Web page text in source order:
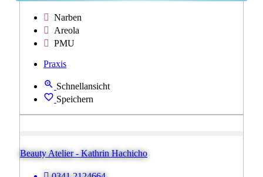
Narben
Areola
PMU
Praxis
Schnellansicht
Speichern
Beauty Atelier - Kathrin Hachicho